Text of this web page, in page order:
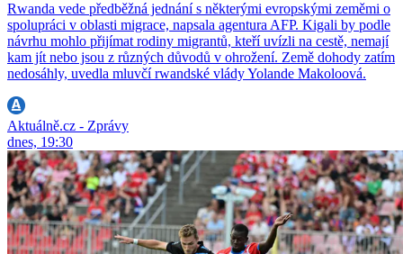
Rwanda vede předběžná jednání s některými evropskými zeměmi o
spolupráci v oblasti migrace, napsala agentura AFP. Kigali by podle
návrhu mohlo přijímat rodiny migrantů, kteří uvízli na cestě, nemají
kam jít nebo jsou z různých důvodů v ohrožení. Země dohody zatím
nedosáhly, uvedla mluvčí rwandské vlády Yolande Makoloová.
Aktuálně.cz - Zprávy
dnes, 19:30